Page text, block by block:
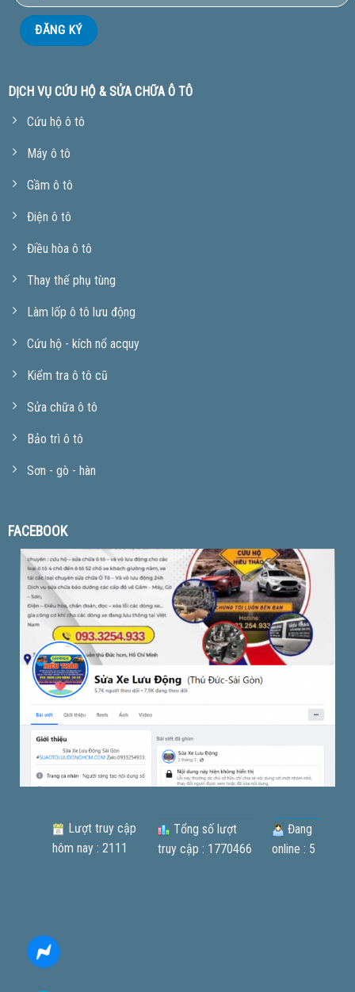
DỊCH VỤ CỨU HỘ & SỬA CHỮA Ô TÔ
Cứu hộ ô tô
Máy ô tô
Gầm ô tô
Điện ô tô
Điều hòa ô tô
Thay thế phụ tùng
Làm lốp ô tô lưu động
Cứu hộ - kích nổ acquy
Kiểm tra ô tô cũ
Sửa chữa ô tô
Bảo trì ô tô
Sơn - gò - hàn
FACEBOOK
Lượt truy cập
hôm nay : 2111
Tổng số lượt
truy cập : 1770466
Đang
online : 5